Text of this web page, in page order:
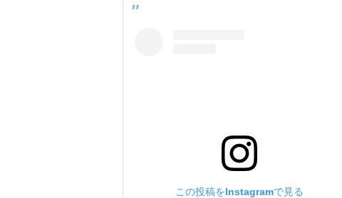
この投稿をInstagramで見る